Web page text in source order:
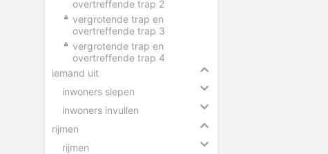
overtreffende trap 2
vergrotende trap en
overtreffende trap 3
vergrotende trap en
overtreffende trap 4
iemand uit
inwoners slepen
inwoners invullen
rijmen
rijmen